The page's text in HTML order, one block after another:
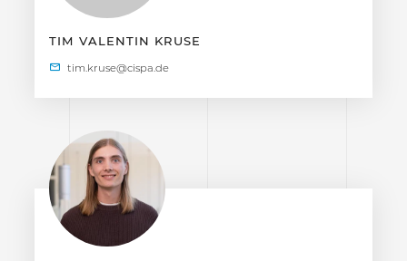
TIM VALENTIN KRUSE